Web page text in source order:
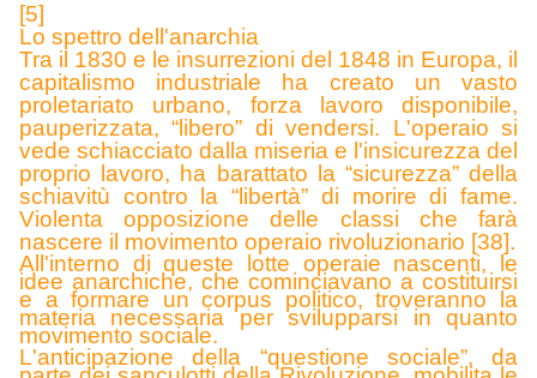
[5]
Lo spettro dell'anarchia
Tra il 1830 e le insurrezioni del 1848 in Europa, il
capitalismo industriale ha creato un vasto
proletariato urbano, forza lavoro disponibile,
pauperizzata, “libero” di vendersi. L'operaio si
vede schiacciato dalla miseria e l'insicurezza del
proprio lavoro, ha barattato la “sicurezza” della
schiavitù contro la “libertà” di morire di fame.
Violenta opposizione delle classi che farà
nascere il movimento operaio rivoluzionario [38].
All'interno di queste lotte operaie nascenti, le
idee anarchiche, che cominciavano a costituirsi
e a formare un corpus politico, troveranno la
materia necessaria per svilupparsi in quanto
movimento sociale.
L'anticipazione della “questione sociale”, da